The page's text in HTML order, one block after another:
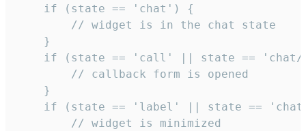
    if (state == 'chat') {
        // widget is in the chat state
    }
if (state == 'call' || state ==
        // callback form is opened
    }
if (state == 'label' || state ==
        // widget is minimized